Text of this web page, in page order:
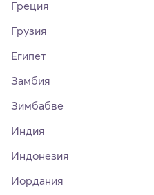
Греция
Грузия
Египет
Замбия
Зимбабве
Индия
Индонезия
Иордания